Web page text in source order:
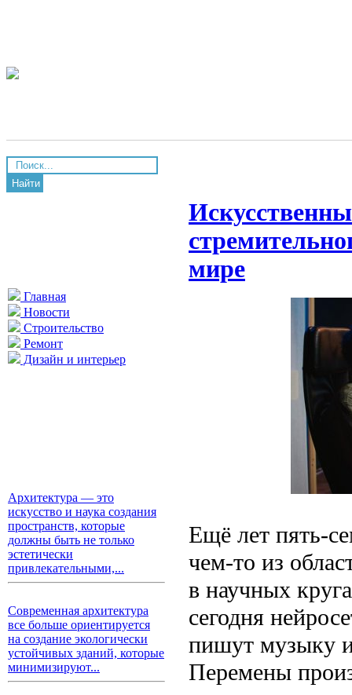
Найти
Главная
Новости
Строительство
Ремонт
Дизайн и интерьер
Архитектура — это
искусство и наука создания
пространств, которые
должны быть не только
эстетически
привлекательными,...
Современная архитектура
все больше ориентируется
на создание экологически
устойчивых зданий, которые
минимизируют...
мире
Ещё лет пять-
чем-то из
в научных
сегодня
пишут музыку
Перемены